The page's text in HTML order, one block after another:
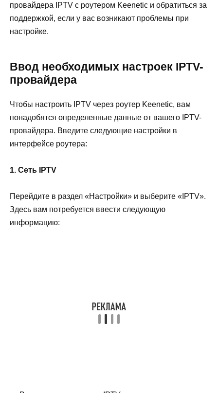
провайдера IPTV с роутером Keenetic и обратиться за
поддержкой, если у вас возникают проблемы при
настройке.
Ввод необходимых настроек IPTV-
провайдера
Чтобы настроить IPTV через роутер Keenetic, вам
понадобятся определенные данные от вашего IPTV-
провайдера. Введите следующие настройки в
интерфейсе роутера:
1. Сеть IPTV
Перейдите в раздел «Настройки» и выберите «IPTV».
Здесь вам потребуется ввести следующую
информацию: